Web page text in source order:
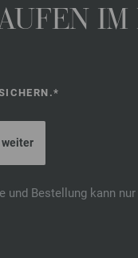
IM
Bestellung kann